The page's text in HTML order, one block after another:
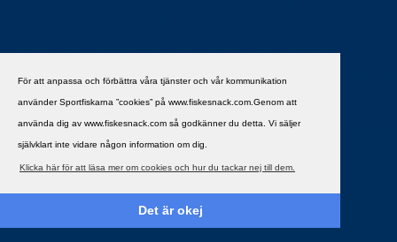
För att anpassa och förbättra våra tjänster och vår kommunikation
använder Sportfiskarna ”cookies” på www.fiskesnack.com.Genom att
använda dig av www.fiskesnack.com så godkänner du detta. Vi säljer
självklart inte vidare någon information om dig.
Klicka här för att läsa mer om cookies och hur du tackar nej till dem.
Det är okej